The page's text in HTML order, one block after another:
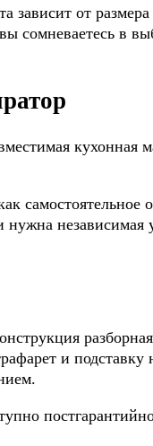
зависит от
сомневаетесь в
кухонная
самостоятельное
независимая
и подставку